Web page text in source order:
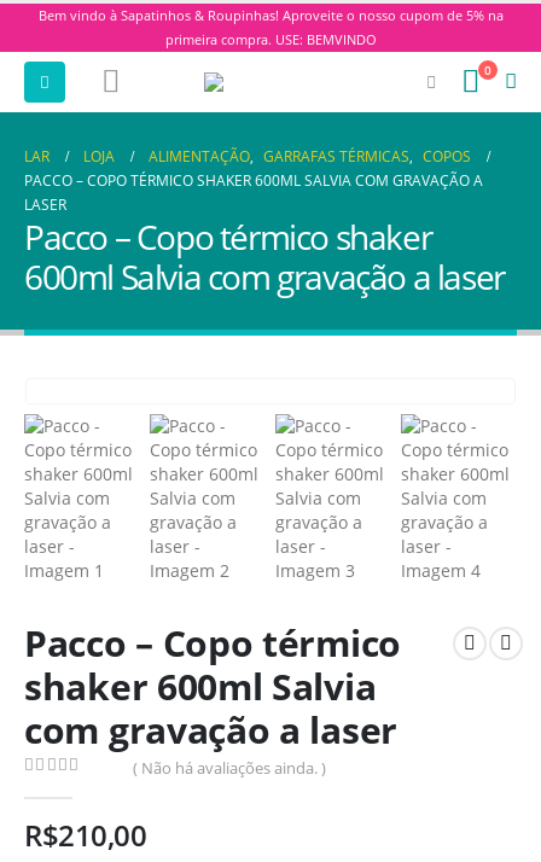
Bem vindo à Sapatinhos & Roupinhas! Aproveite o nosso cupom de 5% na
primeira compra. USE: BEMVINDO
0
LAR LOJA ALIMENTAÇÃO, GARRAFAS TÉRMICAS, COPOS
PACCO – COPO TÉRMICO SHAKER 600ML SALVIA COM GRAVAÇÃO A
LASER
Pacco – Copo térmico shaker
600ml Salvia com gravação a laser
Pacco – Copo térmico
shaker 600ml Salvia
com gravação a laser
( Não há avaliações ainda. )
R$210,00